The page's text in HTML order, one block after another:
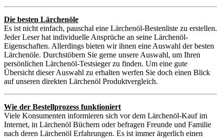
Die besten Lärchenöle
Es ist nicht einfach, pauschal eine Lärchenöl-Bestenliste zu erstellen.
Jeder Leser hat individuelle Ansprüche an seine Lärchenöl-
Eigenschaften. Allerdings bieten wir ihnen eine Auswahl der besten
Lärchenöle. Durchstöbern Sie gerne unsere Auswahl, um Ihren
persönlichen Lärchenöl-Testsieger zu finden. Um eine gute
Übersicht dieser Auswahl zu erhalten werfen Sie doch einen Blick
auf unseren direkten Lärchenöl Produktvergleich.
Wie der Bestellprozess funktioniert
Viele Konsumenten informieren sich vor dem Lärchenöl-Kauf im
Internet, in Lärchenöl Büchern oder befragen Freunde und Familie
nach deren Lärchenöl Erfahrungen. Es ist immer ärgerlich einen